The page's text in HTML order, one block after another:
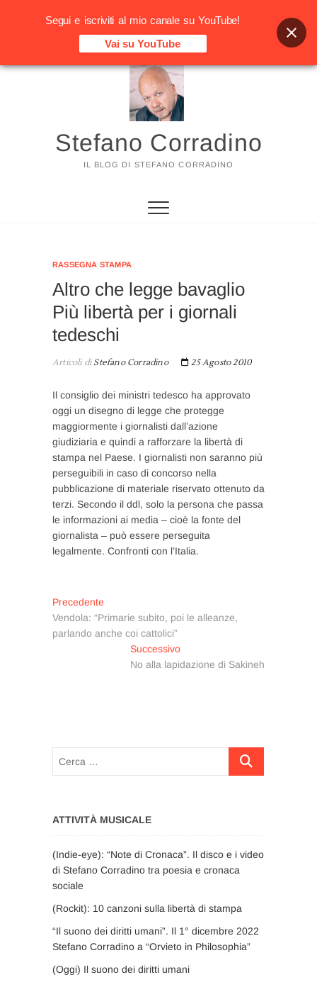
Vai
Stefano Corradino
IL BLOG DI STEFANO CORRADINO
RASSEGNA STAMPA
Altro che legge bavaglio
Più libertà per i giornali
tedeschi
Articoli diStefano Corradino 25 Agosto 2010
Il consiglio dei ministri tedesco ha approvato
oggi un disegno di legge che protegge
maggiormente i giornalisti dall’azione
giudiziaria e quindi a rafforzare la libertà di
stampa nel Paese. I giornalisti non saranno più
perseguibili in caso di concorso nella
pubblicazione di materiale riservato ottenuto da
terzi. Secondo il ddl, solo la persona che passa
le informazioni ai media – cioè la fonte del
giornalista – può essere perseguita
legalmente. Confronti con l’Italia.
Navigazione
articoli
Precedente
precedente:
Vendola: “Primarie subito, poi le alleanze,
parlando anche coi cattolici”
SuccessivoArticolo
successivo:
No alla lapidazione di Sakineh
Cerca
ATTIVITÀ MUSICALE
(Indie-eye): “Note di Cronaca”. Il disco e i video
di Stefano Corradino tra poesia e cronaca
sociale
(Rockit): 10 canzoni sulla libertà di stampa
“Il suono dei diritti umani”. Il 1° dicembre 2022
Stefano Corradino a “Orvieto in Philosophia”
(Oggi) Il suono dei diritti umani
Segui e iscriviti al mio canale su YouTube!
Vai su YouTube